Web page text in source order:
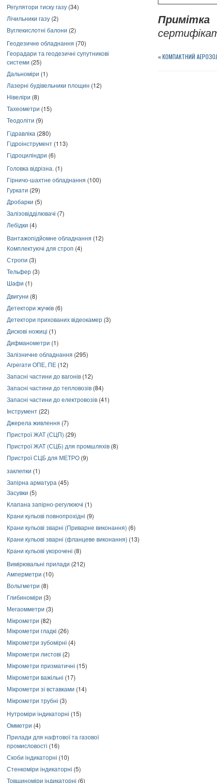
Регулятори тиску газу (34)
Лічильники газу (2)
Вуглекислотні балони (2)
Геодезичне обладнання (70)
Георадари та геодезичні супутникові
системи (25)
Дальноміри (1)
Лазерні будівельники площин (12)
Нівеліри (8)
Тахеометри (15)
Теодоліти (9)
Гідравліка (280)
Гідроінструмент (113)
Гідроциліндри (6)
Головка відрізна. (1)
Гірничо-шахтне обладнання (100)
Гуркати (29)
Дробарки (5)
Залізовідділювачі (7)
Лебідки (4)
Вантажопідйомне обладнання (12)
Комплектуючі для строп (4)
Стропи (3)
Тельфер (3)
Шафи (1)
Двигуни (8)
Детектори жучків (6)
Детектори прихованих відеокамер (3)
Дискові ножиці (1)
Дифманометри (1)
Залізничне обладнання (295)
Агрегати ОПЕ, ПЕ (12)
Запасні частини до вагонів (12)
Запасні частини до тепловозів (84)
Запасні частини до електровозів (41)
Інструмент (22)
Джерела живлення (7)
Пристрої ЖАТ (СЦП) (29)
Пристрої ЖАТ (СЦБ) для промшляхів (8)
Пристрої СЦБ для МЕТРО (9)
заклепки (1)
Запірна арматура (45)
Засувки (5)
Клапана запірно-регулюючі (1)
Крани кульові повнопрохідні (9)
Крани кульові зварні (Приварне виконання) (6)
Крани кульові зварні (фланцеве виконання) (13)
Крани кульові укорочені (8)
Вимірювальні прилади (212)
Амперметри (10)
Вольтметри (8)
Глибиноміри (3)
Мегаомметри (3)
Мікрометри (82)
Мікрометри гладкі (26)
Мікрометри зубомірні (4)
Мікрометри листові (2)
Мікрометри призматичні (15)
Мікрометри важільні (17)
Мікрометри зі вставками (14)
Мікрометри трубні (3)
Нутроміри індикаторні (15)
Омметри (4)
Прилади для нафтової та газової
промисловості (16)
Скоби індикаторні (10)
Стенкоміри індикаторні (5)
Товщиноміри індикаторні (6)
Примітка
«КОМПАКТНИЙ